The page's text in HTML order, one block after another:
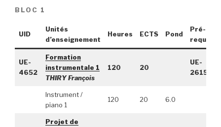
BLOC 1
UID
Unités
d’enseignement
Heures ECTS Pond
Pré-
requis
UE-
4652
Formation
instrumentale 1
THIRY François
120 20
UE-
2615
Instrument /
piano 1
120 20 6.0
Projet de